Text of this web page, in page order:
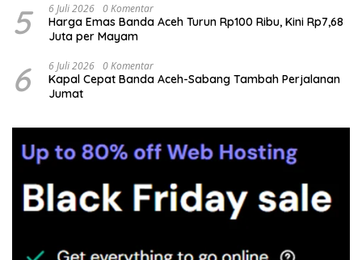
5 6 Juli 2026 0 Komentar
Harga Emas Banda Aceh Turun Rp100 Ribu, Kini Rp7,68
Juta per Mayam
6 6 Juli 2026 0 Komentar
Kapal Cepat Banda Aceh-Sabang Tambah Perjalanan
Jumat